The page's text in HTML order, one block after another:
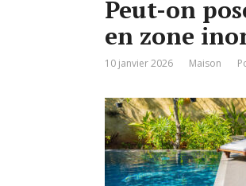
Peut-on
en zone
10 janvier 2026 Maison